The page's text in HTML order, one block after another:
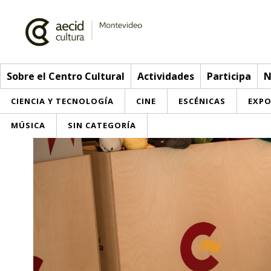
Sobre el Centro Cultural Actividades Participa
CIENCIA Y TECNOLOGÍA CINE ESCÉNICAS
MÚSICA SIN CATEGORÍA
Sobre el Centro Cultural
> Ir a Actividades
Envíanos tu propuesta
Buzón de sugerencias